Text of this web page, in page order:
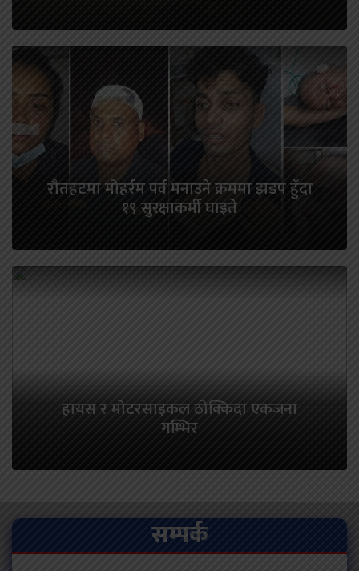
रौतहटमा मोहर्रम पर्व मनाउने क्रममा झडप हुँदा
१९ सुरक्षाकर्मी घाइते
हायस र मोटरसाइकल ठोक्किदा एकजना
गम्भिर
सम्पर्क